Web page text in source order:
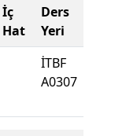
İç
Hat
Ders
Yeri
İTBF
A0307